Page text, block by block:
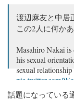
渡辺麻友と中居
この2人に何か
Masahiro Nakai is
his sexual
sexual
pic.twitter.com/
— 世界の動画@
話題になっている